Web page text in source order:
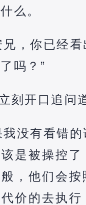
么。
兄，你已经
吗？”
刻开口追问
我没有看错的
是被操控了
，他们会按
价的去执行